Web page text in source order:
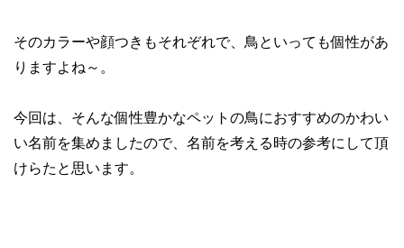
そのカラーや顔つきもそれぞれで、鳥といっても個性があ
りますよね～。
今回は、そんな個性豊かなペットの鳥におすすめのかわい
い名前を集めましたので、名前を考える時の参考にして頂
けらたと思います。